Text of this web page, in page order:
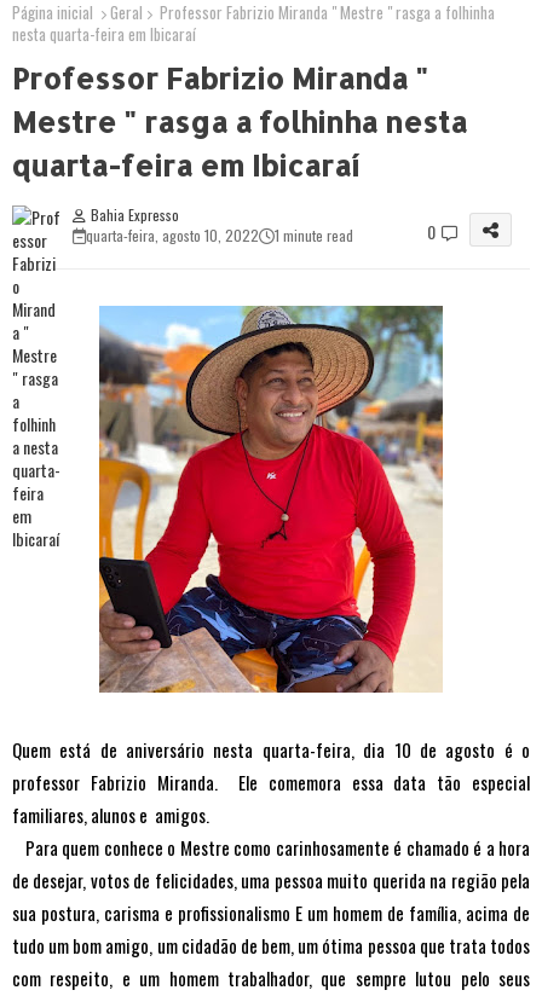
Página inicial Geral
Professor Fabrizio Miranda " Mestre " rasga a folhinha
nesta quarta-feira em Ibicaraí
Professor Fabrizio Miranda "
Mestre " rasga a folhinha nesta
quarta-feira em Ibicaraí
Bahia Expresso
quarta-feira, agosto 10, 2022
1 minute read 0
Quem está de aniversário nesta quarta-feira, dia 10 de agosto é o
professor Fabrizio Miranda. Ele comemora essa data tão especial
familiares, alunos e amigos.
Para quem conhece o Mestre como carinhosamente é chamado é a hora
de desejar, votos de felicidades, uma pessoa muito querida na região pela
sua postura, carisma e profissionalismo E um homem de família, acima de
tudo um bom amigo, um cidadão de bem, um ótima pessoa que trata todos
com respeito, e um homem trabalhador, que sempre lutou pelo seus